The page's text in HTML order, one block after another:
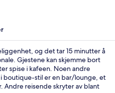
og det tar 15 minutter å
Gjestene kan skjemme bort
spise i kafeen. Noen andre
boutique-stil er en bar/lounge, et
Andre reisende skryter av blant